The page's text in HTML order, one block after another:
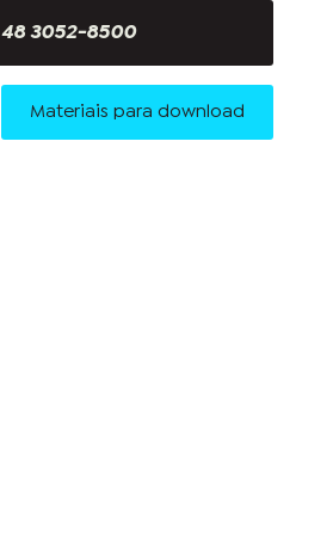
48 3052-8500
Materiais para download